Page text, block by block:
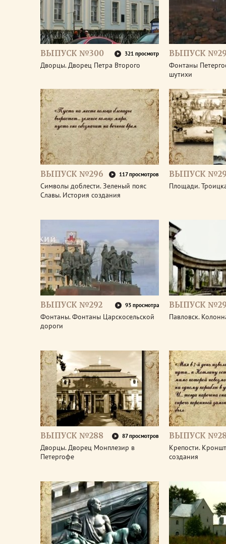
ВЫПУСК №300 321 просмотр
Дворцы. Дворец Петра Второго
ВЫПУСК
Фонтаны
шутихи
ВЫПУСК №296 117 просмотров
Символы доблести. Зеленый пояс
Славы. История создания
ВЫПУСК
Площади.
ВЫПУСК №292 93 просмотра
Фонтаны. Фонтаны Царскосельской
дороги
ВЫПУСК
Павловск.
ВЫПУСК №288 87 просмотров
Дворцы. Дворец Монплезир в
Петергофе
ВЫПУСК
Крепости.
создания